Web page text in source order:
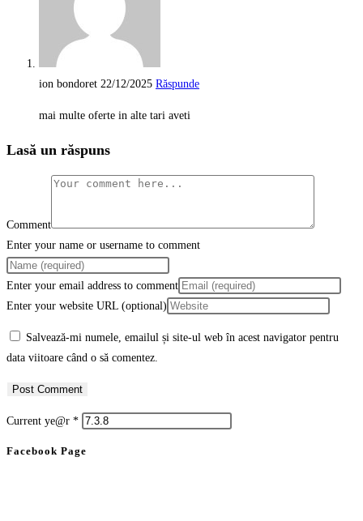
ion bondoret 22/12/2025 Răspunde
mai multe oferte in alte tari aveti
Lasă un răspuns
Comment
Enter your name or username to comment
Enter your email address to comment
Enter your website URL (optional)
Salvează-mi numele, emailul și site-ul web în acest navigator pentru
data viitoare când o să comentez.
Current ye@r *
Facebook Page